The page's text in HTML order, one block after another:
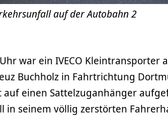
auf der Autobahn 2
war ein IVECO Kleintransporter
Buchholz in Fahrtrichtung
einen Sattelzuganhänger
in seinem völlig zerstörten